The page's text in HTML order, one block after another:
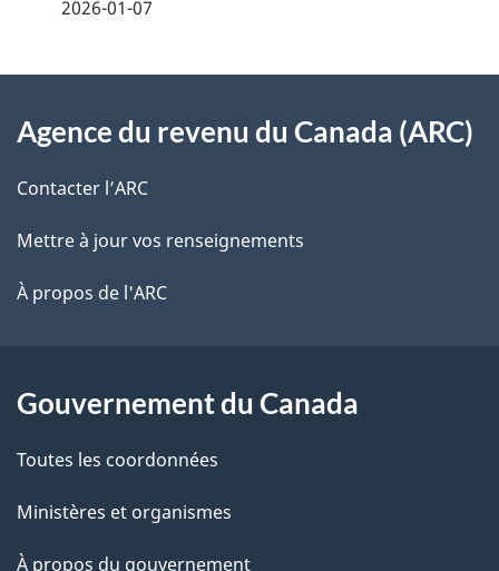
l
s
l
a
a
g
e
o
t
r
e
é
t
a
t
i
2026-01-07
propos
de
ce
site
Agence du revenu du Canada (ARC)
Contacter l’ARC
Mettre à jour vos renseignements
À propos de l'ARC
Gouvernement du Canada
Toutes les coordonnées
Ministères et organismes
À propos du gouvernement